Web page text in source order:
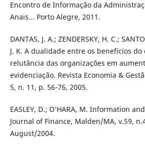
Encontro de Informação da
Anais... Porto Alegre, 2011.
DANTAS, J. A.; ZENDERSKY, H. C.;
J. K. A dualidade entre os benefícios do
relutância das organizações em
evidenciação. Revista Economia &
5, n. 11, p. 56-76, 2005.
EASLEY, D.; O’HARA, M. Information
Journal of Finance, Malden/MA, v.59,
August/2004.